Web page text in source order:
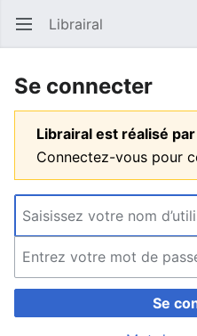
Ouvrir le menu principal Librairal
Se connecter
Librairal est réalisé
Connectez-vous pour
Se